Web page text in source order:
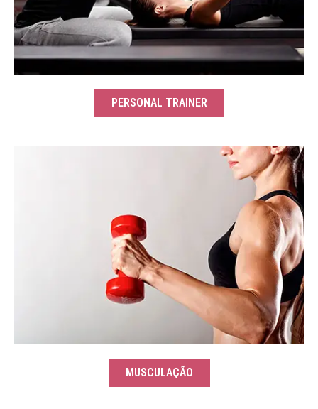
PERSONAL TRAINER
MUSCULAÇÃO